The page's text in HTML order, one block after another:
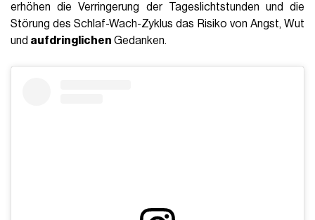
erhöhen die Verringerung der Tageslichtstunden und die
Störung des Schlaf-Wach-Zyklus das Risiko von Angst, Wut
und aufdringlichen Gedanken.